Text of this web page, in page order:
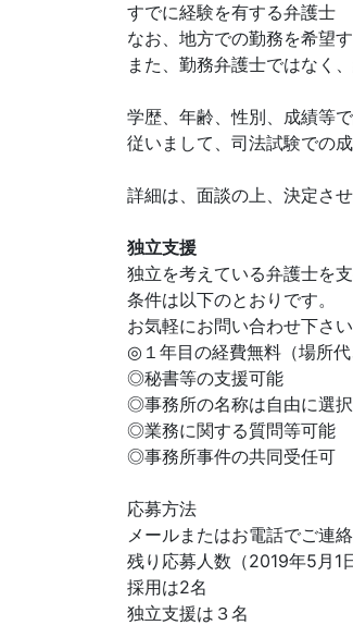
すでに経験を有する弁護士
なお、地方での勤務を希望
また、勤務弁護士ではなく
学歴、年齢、性別、成績等で
従いまして、司法試験での
詳細は、面談の上、決定させ
独立支援
独立を考えている弁護士を支
条件は以下のとおりです。
お気軽にお問い合わせ下さい
◎１年目の経費無料（場所代
◎秘書等の支援可能
◎事務所の名称は自由に選
◎業務に関する質問等可能
◎事務所事件の共同受任可
応募方法
メールまたはお電話でご連絡
残り応募人数（2019年5月1
採用は2名
独立支援は３名